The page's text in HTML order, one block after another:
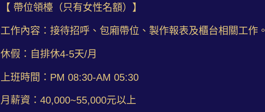
【 帶位領檯（只有女性名額）】
工作內容：接待招呼、包廂帶位、製作報表及櫃台相關工作。
休假：自排休4-5天/月
上班時間：PM 08:30-AM 05:30
月薪資：40,000~55,000元以上